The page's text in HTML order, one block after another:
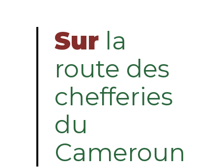
Sur la
route des
chefferies
du
Cameroun